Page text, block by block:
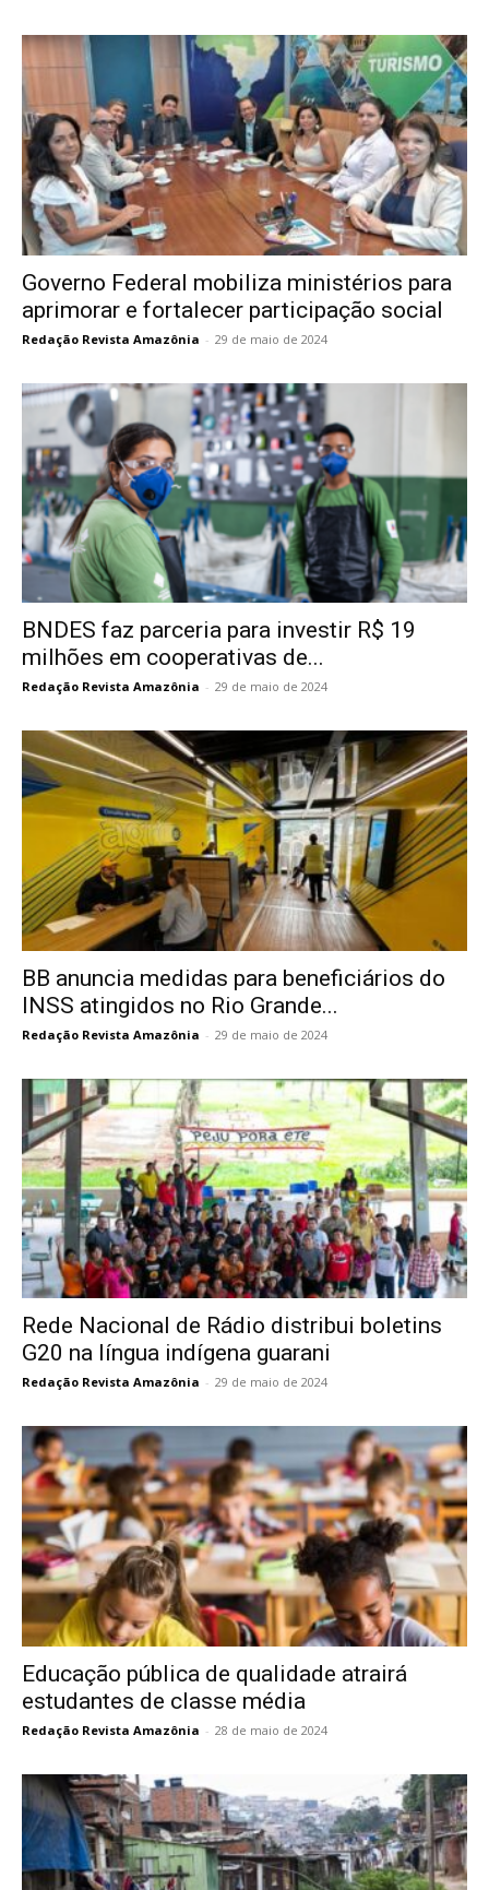
Governo Federal mobiliza ministérios para
aprimorar e fortalecer participação social
Redação Revista Amazônia - 29 de maio de 2024
BNDES faz parceria para investir R$ 19
milhões em cooperativas de...
Redação Revista Amazônia - 29 de maio de 2024
BB anuncia medidas para beneficiários do
INSS atingidos no Rio Grande...
Redação Revista Amazônia - 29 de maio de 2024
Rede Nacional de Rádio distribui boletins
G20 na língua indígena guarani
Redação Revista Amazônia - 29 de maio de 2024
Educação pública de qualidade atrairá
estudantes de classe média
Redação Revista Amazônia - 28 de maio de 2024